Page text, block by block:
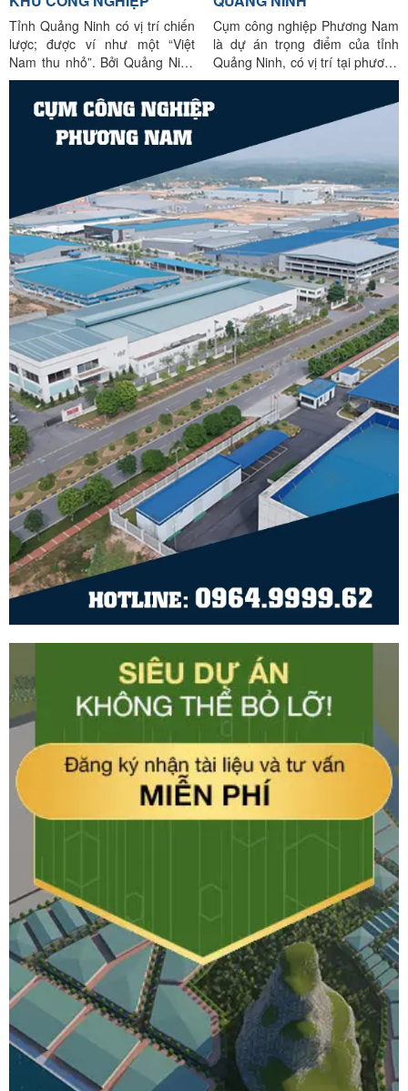
盾/平方米（不含增值税） 贷款支
持高达项目总投资的70% 销售面
积从： 500m2 – 44 Ha 期
限： 50年（至2071年） 招商产
业：加工、制造及高新技术产
服装、机械、钢铁、塑料、橡
胶、手机及配件等 最大建筑面
积： 100% 最大建筑高度： 3.5
层 高度限制： 15米 Phuong
Nam产业集群项目概况 2.
Phuong Nam产业集群投资者 根
据广宁省人民委员会2021年3月9
日第729/QD-UBND号决定，芳
南工业集群由投资者Cam Thinh
工业股份公司正式成立和建设。
Cam Thinh工业股份公司位于广
宁省Cam Pha市Cam Thinh工业
集群运营中心，由Cam Pha-Van
Don-地区税务局管理。该公司成
立于2018年4月13日，是广宁省
一家信誉良好的企业，主要业务
有： 土木工程施工 石油和天然气
开采、矿山和矿物支持服务 收集
有毒和无害废物 房屋和公共工程
建设 供水及废水处理 交通服务
芳南产业集群决定获得多产业支
持… Cam Thinh工业股份公司是
项目投资者 3. 广宁省Phuong
Nam Uong Bi产业集群位置 芳南
获得越来越多关注的最强优势之
一。 3.1 芳南产业集群区位 芳南
王妃工业集群位于广宁省王妃市
芳南区10号国道前。这里是广宁
省重要交通路线的交汇处，包
括：10号国道、10车道西南大
道、下龙-云屯高速公路、18号国
道进入河内-广宁高速公路的交汇
处……在此位置。 ，投资者可以
轻松移动和连接公用事业并在该
地区进行交易。产业集群的相邻
方向如下： 北：毗邻18号高速公
路 东：毗邻安美德工业园 西：毗
邻10号高速及现有住宅区
Tỉnh Quảng Ninh có vị trí chiến
lược; được ví như một “Việt
Nam thu nhỏ”. Bởi Quảng Ninh
có rừng vàng, biển bạc, sông
núi, nước non, cảnh quan
ngoạn mục; lại có đường biên
giới cả trên bộ và trên biển với
thương với nước CHND Trung
Hoa; bờ biển trải dài
Cụm công nghiệp Phương Nam
là dự án trọng điểm của tỉnh
Quảng Ninh, có vị trí tại phương
Phương Nam, thành phố Uông
Bí. Được thành lập ngày
09/03/2021 theo quyết định số
729/QĐ-UB-ND của UBND tỉnh
Quảng Ninh với vốn đầu tư 545
tỷ đồng. Cụm có diện tích
62,65ha. Quy mô bao gồm 75%
diện tích đất